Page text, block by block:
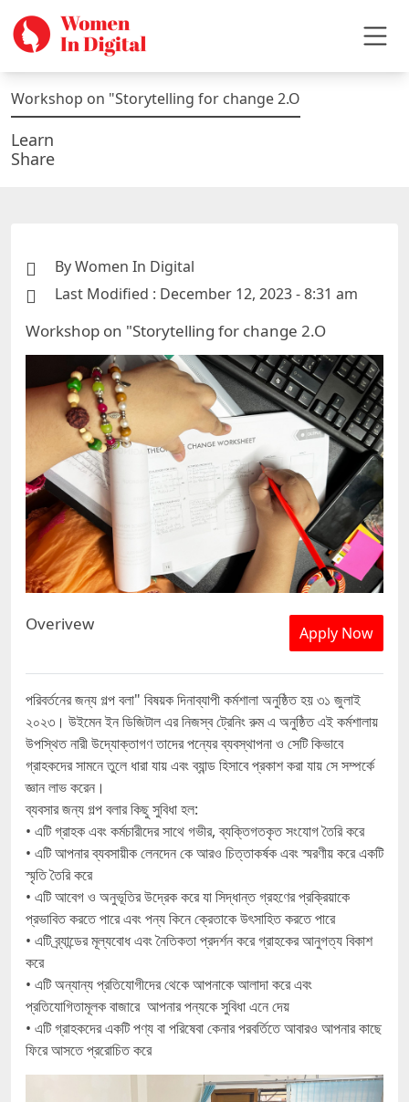
Workshop on "Storytelling for change 2.O
Learn
Share
By Women In Digital
Last Modified : December 12, 2023 - 8:31 am
Workshop on "Storytelling for change 2.O
Overivew Apply Now
পরিবর্তনের জন্য গল্প বলা" বিষয়ক দিনাব্যাপী কর্মশালা অনুষ্ঠিত হয় ৩১ জুলাই
২০২৩। উইমেন ইন ডিজিটাল এর নিজস্ব ট্রেনিং রুম এ অনুষ্ঠিত এই কর্মশালায়
উপস্থিত নারী উদ্যোক্তাগণ তাদের পন্যের ব্যবস্থাপনা ও সেটি কিভাবে
গ্রাহকদের সামনে তুলে ধারা যায় এবং ব্যান্ড হিসাবে প্রকাশ করা যায় সে সম্পর্কে
জ্ঞান লাভ করেন।
ব্যবসার জন্য গল্প বলার কিছু সুবিধা হল:
• এটি গ্রাহক এবং কর্মচারীদের সাথে গভীর, ব্যক্তিগতকৃত সংযোগ তৈরি করে
• এটি আপনার ব্যবসায়ীক লেনদেন কে আরও চিত্তাকর্ষক এবং স্মরণীয় করে একটি
স্মৃতি তৈরি করে
• এটি আবেগ ও অনুভূতির উদ্রেক করে যা সিদ্ধান্ত গ্রহণের প্রক্রিয়াকে
প্রভাবিত করতে পারে এবং পন্য কিনে ক্রেতাকে উৎসাহিত করতে পারে
• এটি ব্র্যান্ডের মূল্যবোধ এবং নৈতিকতা প্রদর্শন করে গ্রাহকের আনুগত্য বিকাশ
করে
• এটি অন্যান্য প্রতিযোগীদের থেকে আপনাকে আলাদা করে এবং
প্রতিযোগিতামূলক বাজারে আপনার পন্যকে সুবিধা এনে দেয়
• এটি গ্রাহকদের একটি পণ্য বা পরিষেবা কেনার পরবর্তিতে আবারও আপনার কাছে
ফিরে আসতে প্ররোচিত করে